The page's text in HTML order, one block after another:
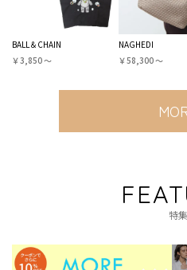
BALL＆CHAIN
￥3,850 〜
NAGHEDI
￥58,300 〜
特集